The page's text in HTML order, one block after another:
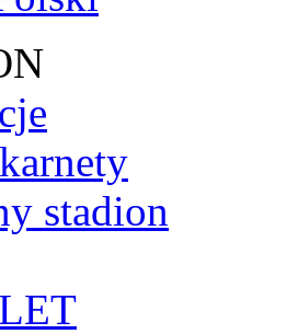
stadion